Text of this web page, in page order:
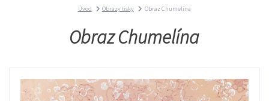
Úvod Obrazy tisky Obraz Chumelína
Obraz Chumelína